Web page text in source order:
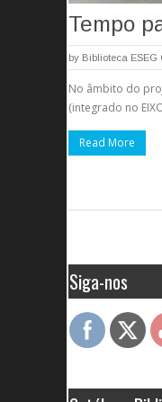
Tempo
by Biblioteca ESEG
No âmbito do
(integrado no EIXO
Read More
Siga-nos